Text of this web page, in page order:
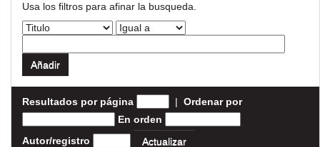
Usa los filtros para afinar la busqueda.
Resultados por página | Ordenar por
En orden
Autor/registro